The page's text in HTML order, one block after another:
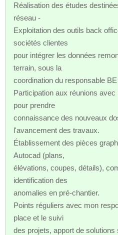
Réalisation des études
réseau -
Exploitation des outils back
sociétés clientes
pour intégrer les données
terrain, sous la
coordination du responsable
Participation aux réunions
pour prendre
connaissance des nouveaux
l'avancement des travaux.
Établissement des pièces
Autocad (plans,
élévations, coupes, détails),
identification des
anomalies en pré-chantier.
Points réguliers avec mon
place et le suivi
des projets, apport de solutions